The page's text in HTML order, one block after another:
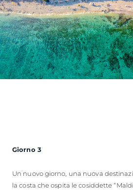
Giorno 3
Un nuovo giorno, una nuova
la costa che ospita le cosiddette